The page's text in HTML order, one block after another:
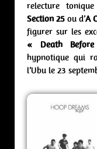
relecture
Section 25 ou d’A
figurer sur les
« Death
hypnotique qui
l’Ubu le 23